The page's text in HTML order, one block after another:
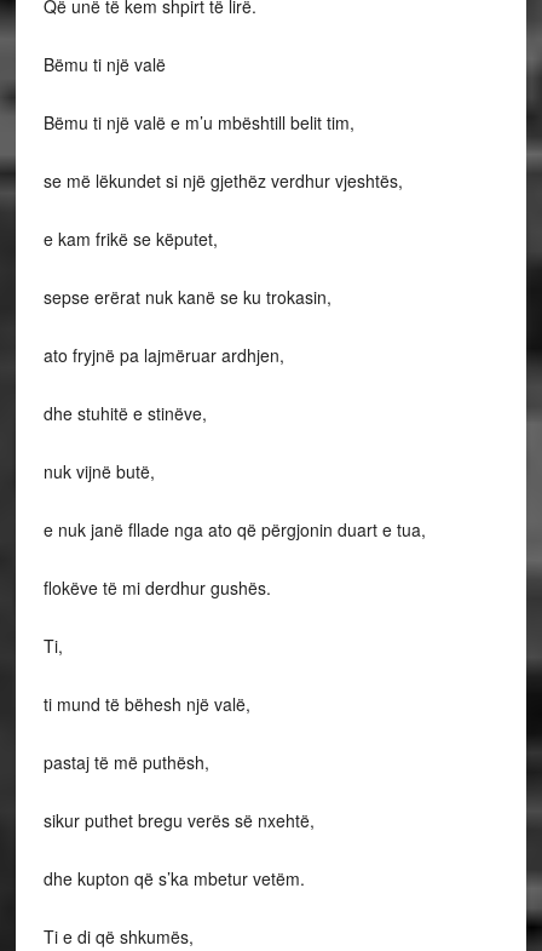
Që unë të kem shpirt të lirë.
Bëmu ti një valë
Bëmu ti një valë e m’u mbështill belit tim,
se më lëkundet si një gjethëz verdhur vjeshtës,
e kam frikë se këputet,
sepse erërat nuk kanë se ku trokasin,
ato fryjnë pa lajmëruar ardhjen,
dhe stuhitë e stinëve,
nuk vijnë butë,
e nuk janë fllade nga ato që përgjonin duart e tua,
flokëve të mi derdhur gushës.
Ti,
ti mund të bëhesh një valë,
pastaj të më puthësh,
sikur puthet bregu verës së nxehtë,
dhe kupton që s’ka mbetur vetëm.
Ti e di që shkumës,